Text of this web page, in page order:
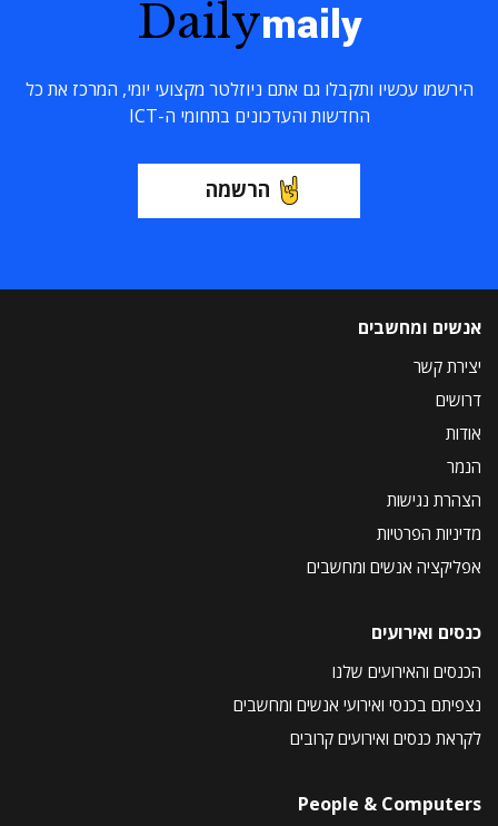
Dailymaily
הירשמו עכשיו ותקבלו גם אתם ניוזלטר מקצועי יומי, המרכז את כל
החדשות והעדכונים בתחומי ה-ICT
הרשמה
אנשים ומחשבים
יצירת קשר
דרושים
אודות
הנמר
הצהרת נגישות
מדיניות הפרטיות
אפליקציה אנשים ומחשבים
כנסים ואירועים
הכנסים והאירועים שלנו
נצפיתם בכנסי ואירועי אנשים ומחשבים
לקראת כנסים ואירועים קרובים
People & Computers